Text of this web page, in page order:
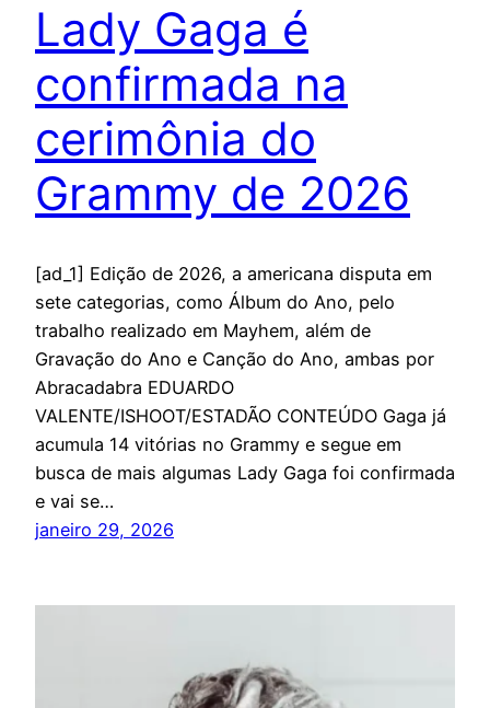
Lady Gaga é
confirmada na
cerimônia do
Grammy de 2026
[ad_1] Edição de 2026, a americana disputa em
sete categorias, como Álbum do Ano, pelo
trabalho realizado em Mayhem, além de
Gravação do Ano e Canção do Ano, ambas por
Abracadabra EDUARDO
VALENTE/ISHOOT/ESTADÃO CONTEÚDO Gaga já
acumula 14 vitórias no Grammy e segue em
busca de mais algumas Lady Gaga foi confirmada
e vai se…
janeiro 29, 2026